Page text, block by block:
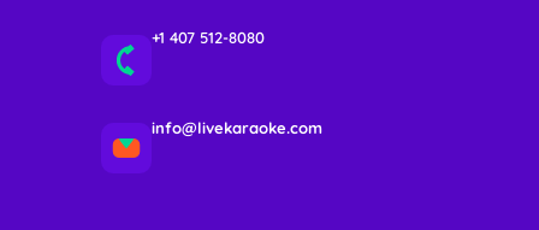
+1 407 512-8080
info@livekaraoke.com